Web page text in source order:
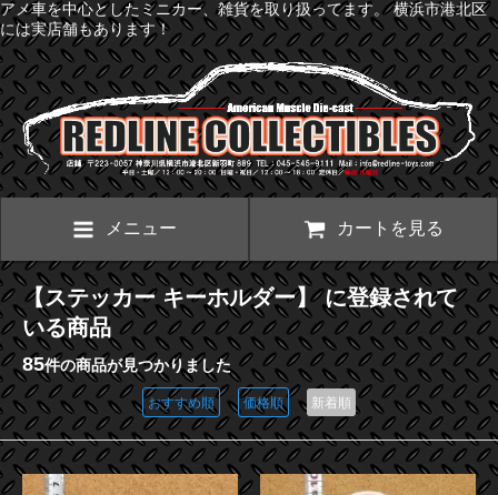
アメ車を中心としたミニカー、雑貨を取り扱ってます。 横浜市港北区
には実店舗もあります！
メニュー カートを見る
【ステッカー キーホルダー】 に登録されて
いる商品
85件の商品が見つかりました
おすすめ順 価格順 新着順